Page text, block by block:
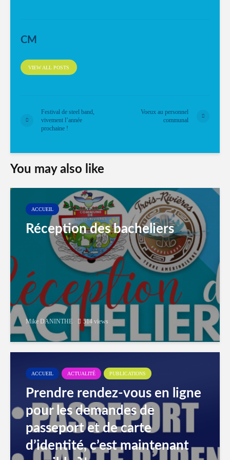
CM
VIEW ALL POSTS
Festival de steel band,
vivement l’année
prochaine !
Voeux au personnel
communal
You may also like
ACCUEIL
Réception des bacheliers
Mike DANINTHE 514 views
ACCUEIL ACTUALITÉ PUBLICATIONS
Prendre rendez-vous en ligne
pour les demandes de
passeport et de carte
d’identité, c’est maintenant